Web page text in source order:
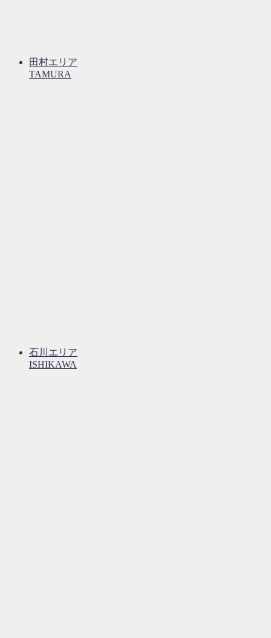
田村エリア
TAMURA
石川エリア
ISHIKAWA